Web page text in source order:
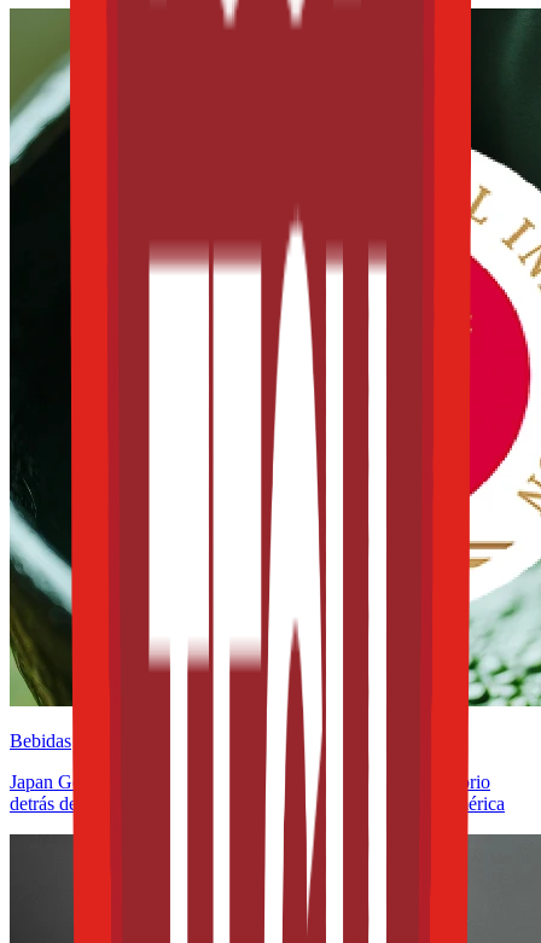
Bebidas
Japan Geographical Indication aplicada al té: el giro regulatorio
detrás del matcha y lo que significa para México y Latinoamérica